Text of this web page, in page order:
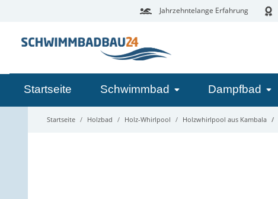
Jahrzehntelange Erfahrung
Startseite Schwimmbad Dampfbad
Startseite Holzbad Holz-Whirlpool Holzwhirlpool aus Kambala